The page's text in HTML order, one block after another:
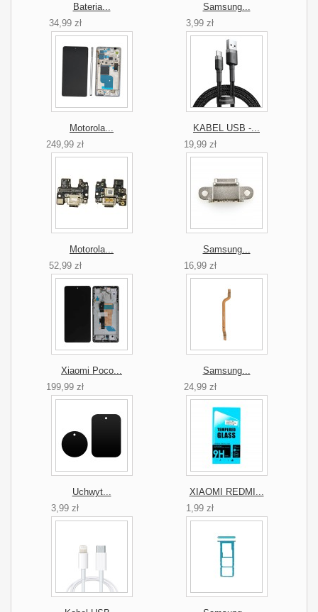
Bateria...
34,99 zł
Samsung...
3,99 zł
Motorola...
249,99 zł
KABEL USB -...
19,99 zł
Motorola...
52,99 zł
Samsung...
16,99 zł
Xiaomi Poco...
199,99 zł
Samsung...
24,99 zł
Uchwyt...
3,99 zł
XIAOMI REDMI...
1,99 zł